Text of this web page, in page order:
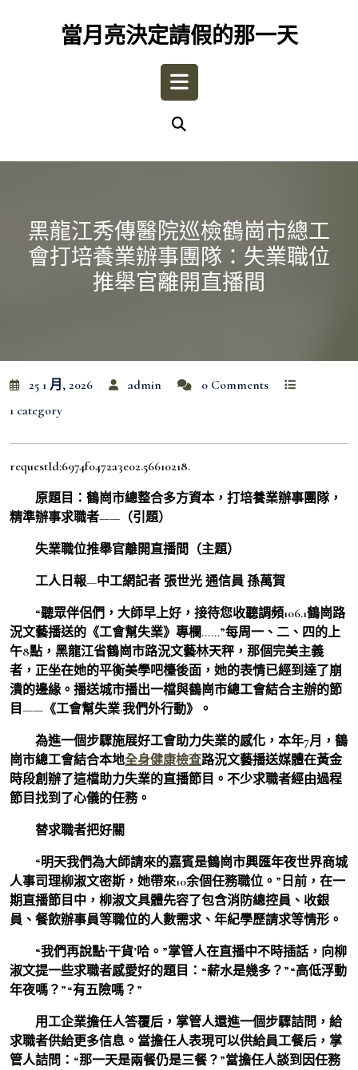
當月亮決定請假的那一天
Open
黑龍江秀傳醫院巡檢鶴崗市總工
會打培養業辦事團隊：失業職位
推舉官離開直播間
25 1 月, 2026 admin
0 Comments
1 category
requestId:6974f0472a3e02.56610218.
原題目：鶴崗市總整合多方資本，打培養業辦事團隊，
精準辦事求職者——（引題）
失業職位推舉官離開直播間（主題）
工人日報—中工網記者 張世光 通信員 孫萬賀
“聽眾伴侶們，大師早上好，接待您收聽調頻106.1鶴崗路
況文藝播送的《工會幫失業》專欄……”每周一、二、四的上
午8點，黑龍江省鶴崗市路況文藝林天秤，那個完美主義
者，正坐在她的平衡美學吧檯後面，她的表情已經到達了崩
潰的邊緣。播送城市播出一檔與鶴崗市總工會結合主辦的節
目——《工會幫失業·我們外行動》。
為進一個步驟施展好工會助力失業的感化，本年7月，鶴
崗市總工會結合本地全身健康檢查路況文藝播送媒體在黃金
時段創辦了這檔助力失業的直播節目。不少求職者經由過程
節目找到了心儀的任務。
替求職者把好關
“明天我們為大師請來的嘉賓是鶴崗市興匯年夜世界商城
人事司理柳淑文密斯，她帶來10余個任務職位。”日前，在一
期直播節目中，柳淑文具體先容了包含消防總控員、收銀
員、餐飲辦事員等職位的人數需求、年紀學歷請求等情形。
“我們再說點‘干貨’哈。”掌管人在直播中不時插話，向柳
淑文提一些求職者感愛好的題目：“薪水是幾多？”“高低浮動
年夜嗎？”“有五險嗎？”
用工企業擔任人答覆后，掌管人還進一個步驟詰問，給
求職者供給更多信息。當擔任人表現可以供給員工餐后，掌
管人詰問：“那一天是兩餐仍是三餐？”當擔任人談到因任務